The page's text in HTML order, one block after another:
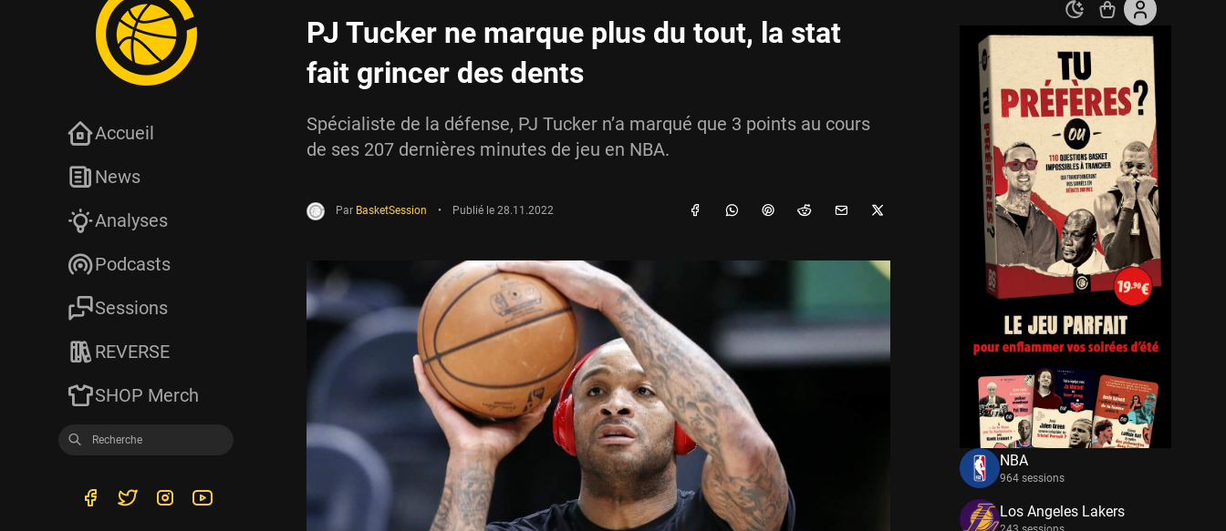
PJ Tucker ne marque plus du tout, la stat
fait grincer des dents
Spécialiste de la défense, PJ Tucker n’a marqué que 3 points au cours
de ses 207 dernières minutes de jeu en NBA.
Par BasketSession • Publié le 28.11.2022
Accueil
News
Analyses
Podcasts
Sessions
REVERSE
SHOP Merch
NBA
964 sessions
Los Angeles Lakers